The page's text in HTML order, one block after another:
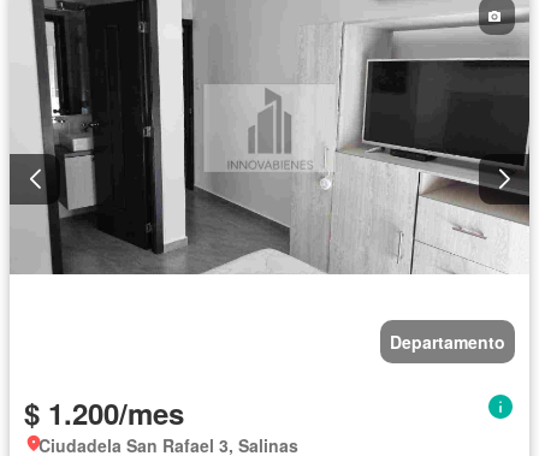
Departamento
$ 1.200/mes
Ciudadela San Rafael 3, Salinas